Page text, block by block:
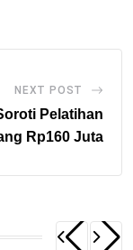
NEXT POST
Pelatihan
Rp160 Juta